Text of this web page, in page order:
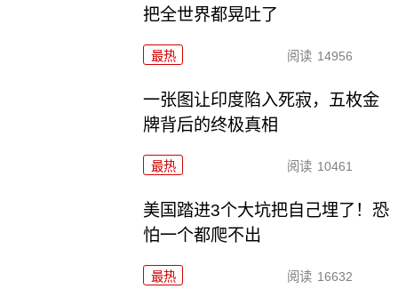
把全世界都晃吐了
最热 阅读 14956
一张图让印度陷入死寂，五枚金
牌背后的终极真相
最热 阅读 10461
美国踏进3个大坑把自己埋了！恐
怕一个都爬不出
最热 阅读 16632